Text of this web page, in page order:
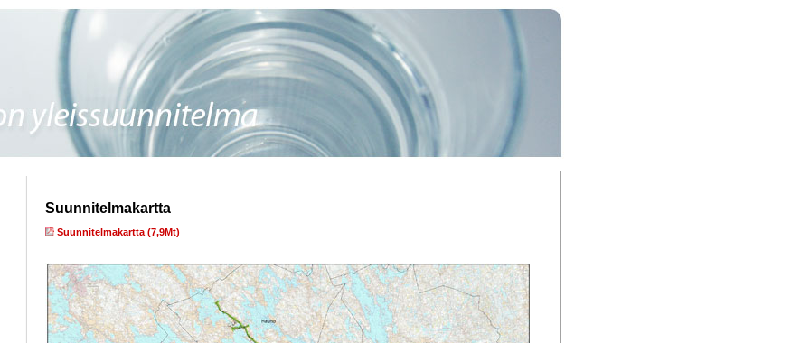
Suunnitelmakartta
Suunnitelmakartta (7,9Mt)